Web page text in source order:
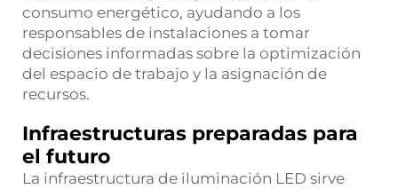
consumo energético, ayudando a los
responsables de instalaciones a tomar
decisiones informadas sobre la optimización
del espacio de trabajo y la asignación de
recursos.
Infraestructuras preparadas para
el futuro
La infraestructura de iluminación LED sirve